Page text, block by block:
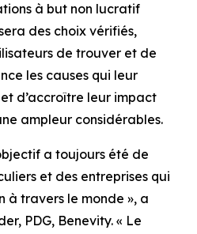
à but non lucratif
des choix vérifiés,
de trouver et de
les causes qui leur
d’accroître leur impact
ampleur considérables.
a toujours été de
et des entreprises qui
à travers le monde », a
PDG, Benevity. « Le